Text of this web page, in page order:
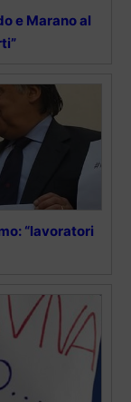
e Marano al
“lavoratori